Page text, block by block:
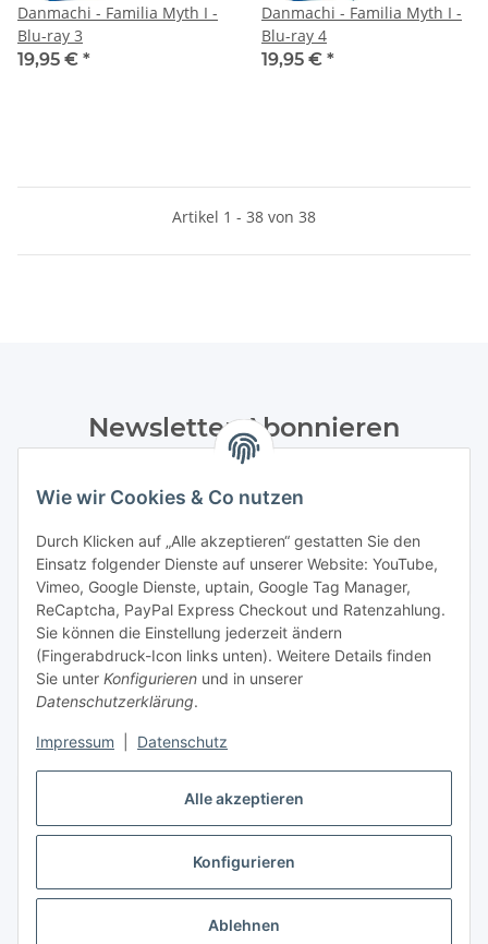
Alle akzeptieren
Konfigurieren
Ablehnen
Wie wir Cookies & Co nutzen
Durch Klicken auf „Alle akzeptieren“ gestatten Sie den
Einsatz folgender Dienste auf unserer Website: YouTube,
Vimeo, Google Dienste, uptain, Google Tag Manager,
ReCaptcha, PayPal Express Checkout und Ratenzahlung.
Sie können die Einstellung jederzeit ändern
(Fingerabdruck-Icon links unten). Weitere Details finden
Sie unter Konfigurieren und in unserer
Datenschutzerklärung.
Impressum Datenschutz
Danmachi - Familia Myth I -
Blu-ray 3
19,95 € *
Danmachi - Familia Myth I -
Blu-ray 4
19,95 € *
Artikel 1 - 38 von 38
Newsletter Abonnieren
Bitte senden Sie mir entsprechend Ihrer
Datenschutzerklärungregelmäßig und jederzeit widerruflich
Abonnieren
Newsletter Abonnieren
Informationen
Gesetzliche Informationen
Bestellung widerrufen
* Alle Preise inkl. gesetzlicher USt., zzgl.Versand